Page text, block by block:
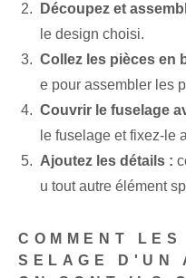
Découpez et
le design choisi.
Collez les pièces en
e pour assembler les
Couvrir le fuselage
le fuselage et fixez-le
Ajoutez les détails :
u tout autre élément
COMMENT
SELAGE D'UN